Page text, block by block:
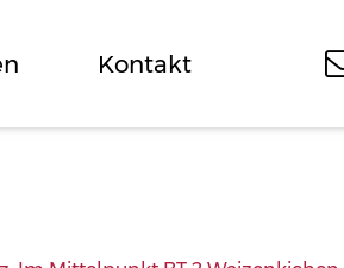
Kontakt